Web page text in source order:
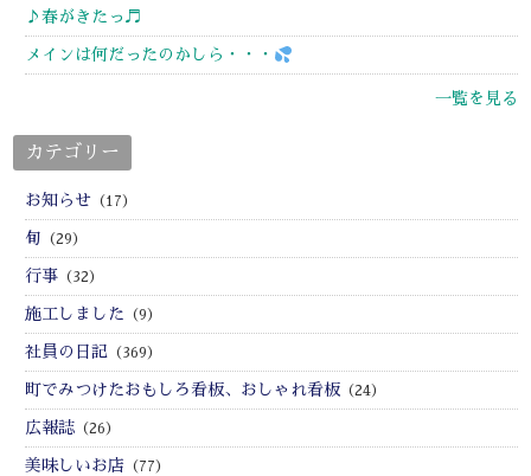
♪春がきたっ♬
メインは何だったのかしら・・・
一覧を見る
カテゴリー
お知らせ （17）
旬 （29）
行事 （32）
施工しました （9）
社員の日記 （369）
町でみつけたおもしろ看板、おしゃれ看板 （24）
広報誌 （26）
美味しいお店 （77）